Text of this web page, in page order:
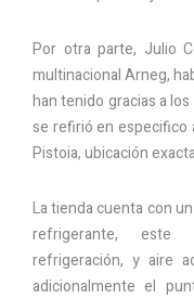
Por otra parte, Julio
multinacional Arneg,
han tenido gracias a
se refirió en especifico
Pistoia, ubicación
La tienda cuenta con
refrigerante, este
refrigeración, y aire
adicionalmente el